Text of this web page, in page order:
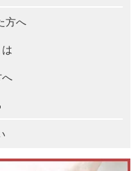
方へ